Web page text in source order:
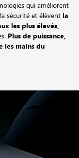
qui améliorent
sécurité et élèvent la
les plus élevés,
Plus de puissance,
les mains du